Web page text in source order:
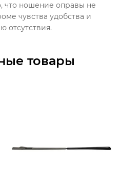
что ношение оправы не
чувства удобства и
отсутствия.
товары